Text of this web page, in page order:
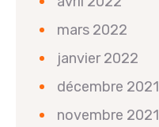
mars 2022
janvier 2022
décembre 2021
novembre 2021